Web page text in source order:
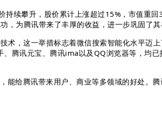
持续攀升， 股价累计上涨超过15%，市值重回
为腾讯带来了丰厚的收益，进一步巩固了其
术，这一举措标志着微信搜索智能化水平迈
腾讯元宝、腾讯ima以及QQ浏览器等，均
能给腾讯带来用户、商业等多领域的好处。